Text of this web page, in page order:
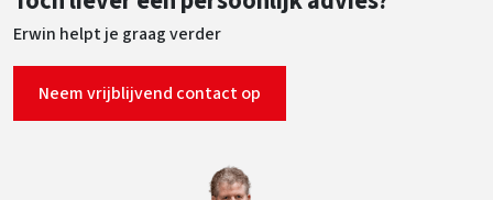
Erwin helpt je graag verder
Neem vrijblijvend contact op